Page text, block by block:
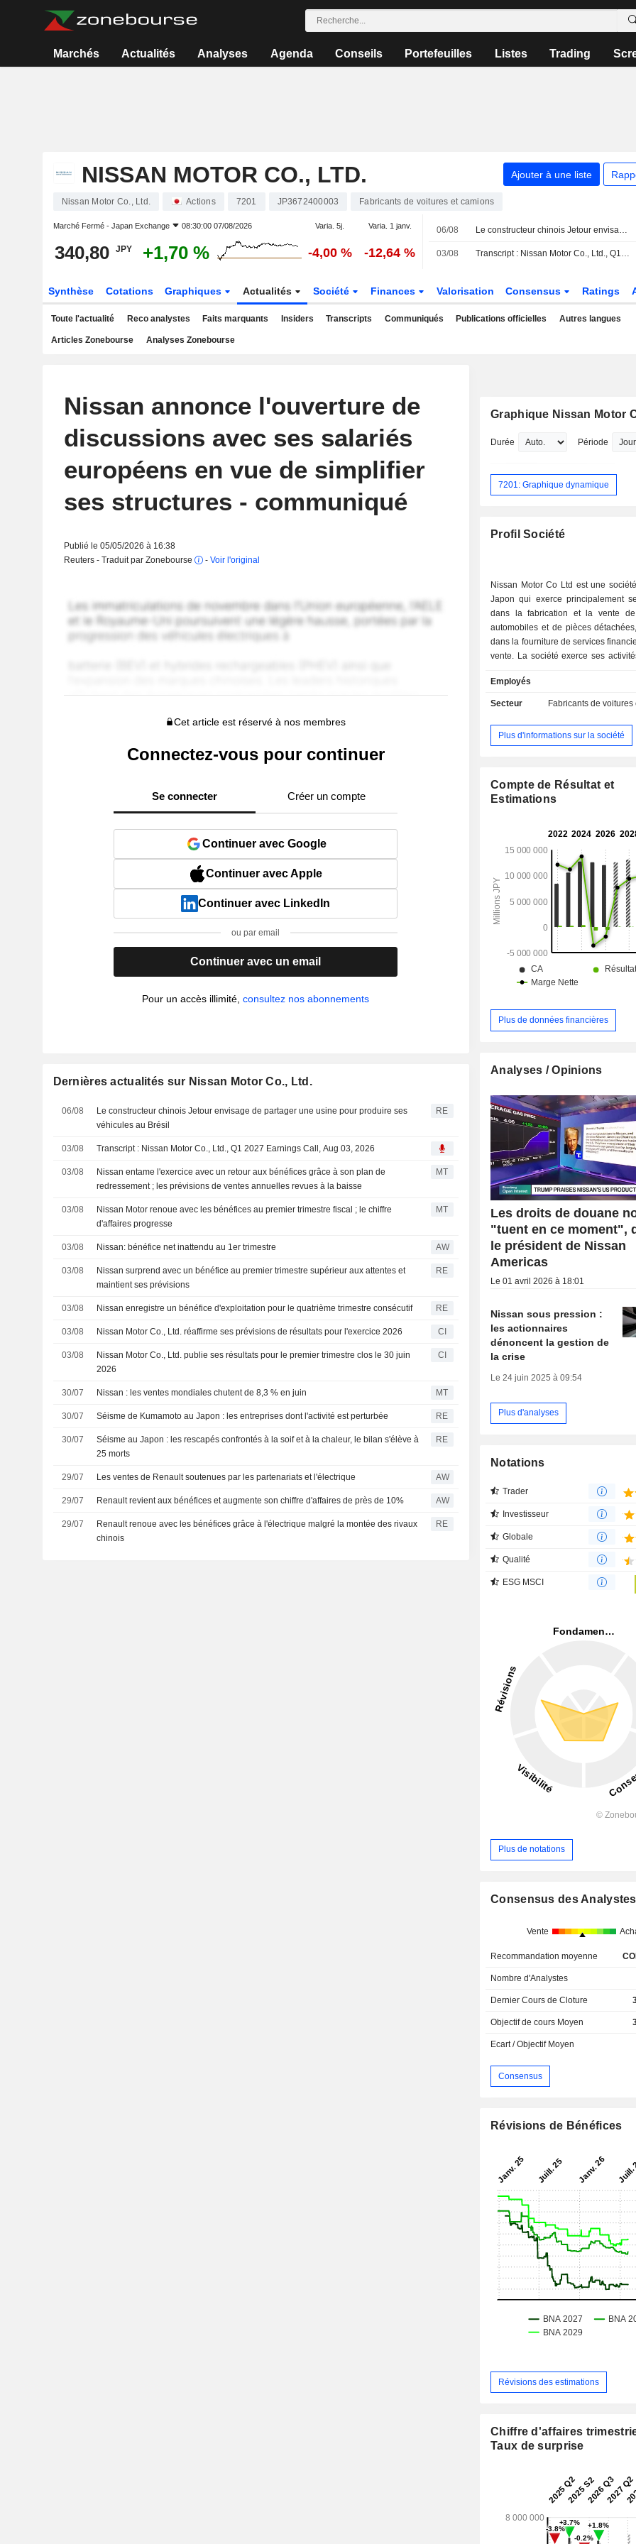
Marchés Actualités Analyses Agenda Conseils Portefeuilles Listes Trading
NISSAN MOTOR CO., LTD. Ajouter à une liste
Nissan Motor Co., Ltd. Actions 7201 JP3672400003 Fabricants de voitures et camions
Marché Fermé - Japan Exchange 08:30:00 07/08/2026 Varia. 5j. Varia. 1 janv.
340,80 JPY +1,70 % -4,00 % -12,64 %
06/08 Le constructeur chinois Jetour envisage de partager une usine pour produire ses véhicules au Brésil
03/08 Transcript : Nissan Motor Co., Ltd., Q1 2027 Earnings Call, Aug 03, 2026
Synthèse Cotations Graphiques Actualités Société Finances Valorisation Consensus Ratings
Toute l'actualité Reco analystes Faits marquants Insiders Transcripts Communiqués Publications officielles Autres langues
Articles Zonebourse Analyses Zonebourse
Nissan annonce l'ouverture de
discussions avec ses salariés
européens en vue de simplifier
ses structures - communiqué
Publié le 05/05/2026 à 16:38
Reuters - Traduit par Zonebourse
- Voir l'original
Cet article est réservé à nos membres
Connectez-vous pour continuer
Se connecter Créer un compte
Continuer avec Google
Continuer avec Apple
Continuer avec LinkedIn
ou par email
Continuer avec un email
Pour un accès illimité,consultez nos abonnements
Dernières actualités sur Nissan Motor Co., Ltd.
06/08
Le constructeur chinois Jetour envisage de partager une usine pour produire ses
véhicules au Brésil
RE
03/08 Transcript : Nissan Motor Co., Ltd., Q1 2027 Earnings Call, Aug 03, 2026
03/08
Nissan entame l'exercice avec un retour aux bénéfices grâce à son plan de
redressement ; les prévisions de ventes annuelles revues à la baisse
MT
03/08
Nissan Motor renoue avec les bénéfices au premier trimestre fiscal ; le chiffre
d'affaires progresse
MT
03/08 Nissan: bénéfice net inattendu au 1er trimestre AW
03/08
Nissan surprend avec un bénéfice au premier trimestre supérieur aux attentes et
maintient ses prévisions
RE
03/08 Nissan enregistre un bénéfice d'exploitation pour le quatrième trimestre consécutif RE
03/08 Nissan Motor Co., Ltd. réaffirme ses prévisions de résultats pour l'exercice 2026 CI
03/08
Nissan Motor Co., Ltd. publie ses résultats pour le premier trimestre clos le 30 juin
2026
CI
30/07 Nissan : les ventes mondiales chutent de 8,3 % en juin MT
30/07 Séisme de Kumamoto au Japon : les entreprises dont l'activité est perturbée RE
30/07
Séisme au Japon : les rescapés confrontés à la soif et à la chaleur, le bilan s'élève à
25 morts
RE
29/07 Les ventes de Renault soutenues par les partenariats et l'électrique AW
29/07 Renault revient aux bénéfices et augmente son chiffre d'affaires de près de 10% AW
29/07
Renault renoue avec les bénéfices grâce à l'électrique malgré la montée des rivaux
chinois
RE
Graphique Nissan Motor
Durée Période
7201: Graphique dynamique
Profil Société
Nissan Motor Co Ltd est une
Japon qui exerce principalement
dans la fabrication et la vente de
automobiles et de pièces
dans la fourniture de services
vente. La société exerce ses
dédié à la fabrication et à la vente
électriques, de voitures compactes,
utilitaires, de camions, de minibus
types de véhicules, ainsi que
financement des ventes et de
soutenir les activités commerciales
Employés
Secteur Fabricants de voitures
Plus d'informations sur la société
Compte de Résultat et
Estimations
Plus de données financières
Analyses / Opinions
Les droits de douane
"tuent en ce moment",
le président de Nissan
Americas
Le 01 avril 2026 à 18:01
Nissan sous pression :
les actionnaires
dénoncent la gestion de
la crise
Le 24 juin 2025 à 09:54
Plus d'analyses
Notations
Trader
Investisseur
Globale
Qualité
ESG MSCI
Plus de notations
Consensus des Analystes
Vente
Recommandation moyenne
Nombre d'Analystes
Dernier Cours de Cloture
Objectif de cours Moyen
Ecart / Objectif Moyen
Consensus
Révisions de Bénéfices
Révisions des estimations
Chiffre d'affaires
Taux de surprise